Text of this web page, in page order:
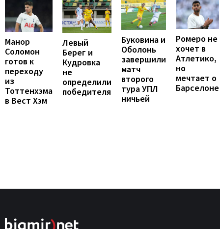
Манор
Соломон
готов к
переходу
из
Тоттенхэма
в Вест Хэм
Левый
Берег и
Кудровка
не
определили
победителя
Буковина и
Оболонь
завершили
матч
второго
тура УПЛ
ничьей
Ромеро не
хочет в
Атлетико,
но
мечтает о
Барселоне